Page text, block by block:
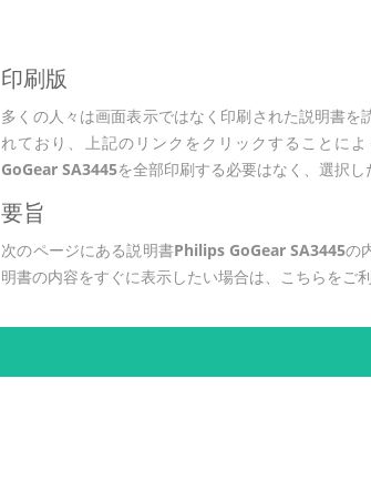
印刷版
多くの人々は画面表示ではなく印刷された説明書
れており、上記のリンクをクリックすることに
GoGear SA3445を全部印刷する必要はなく、選択
要旨
次のページにある説明書Philips GoGear SA3445の
明書の内容をすぐに表示したい場合は、こちらをご利